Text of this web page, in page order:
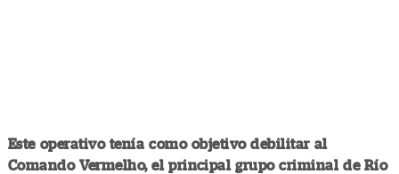
Este operativo tenía como objetivo debilitar al
Comando Vermelho, el principal grupo criminal de Río